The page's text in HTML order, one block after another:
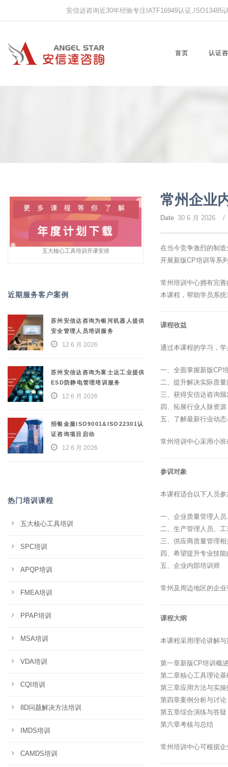
安信达咨询近30年经验专注IATF16949认证
首页 认证
常州企业
Date 30 6 月 2026 /
在当今竞争激烈的制
开展新版CP培训等系
常州培训中心拥有完
本课程，帮助学员系
课程收益
通过本课程的学习，
一、全面掌握新版CP
二、提升解决实际质
三、获得安信达咨询
四、拓展行业人脉资
五、了解最新行业动
常州培训中心采用小
参训对象
本课程适合以下人员参
一、企业质量管理人
二、生产管理人员、
三、供应商质量管理
四、希望提升专业技
五、企业内部培训师
常州及周边地区的企
课程大纲
本课程采用理论讲解
第一章新版CP培训概
第二章核心工具理论基
第三章应用方法与实操
第四章案例分析与讨论
第五章综合演练与答疑
第六章考核与总结
常州培训中心可根据
五大核心工具培训开课安排
近期服务客户案例
苏州安信达咨询为银河机器人提供
安全管理人员培训服务
12 6 月 2026
苏州安信达咨询为富士达工业提供
ESD防静电管理培训服务
12 6 月 2026
招银金服ISO9001&ISO22301认
证咨询项目启动
12 6 月 2026
热门培训课程
五大核心工具培训
SPC培训
APQP培训
FMEA培训
PPAP培训
MSA培训
VDA培训
CQI培训
8D问题解决方法培训
IMDS培训
CAMDS培训